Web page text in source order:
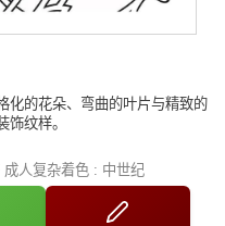
化的花朵、弯曲的叶片与精致的
纹样。
人复杂着色 : 中世纪